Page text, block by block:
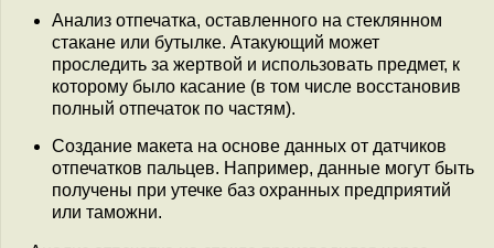
Анализ отпечатка, оставленного на стеклянном
стакане или бутылке. Атакующий может
проследить за жертвой и использовать предмет, к
которому было касание (в том числе восстановив
полный отпечаток по частям).
Создание макета на основе данных от датчиков
отпечатков пальцев. Например, данные могут быть
получены при утечке баз охранных предприятий
или таможни.